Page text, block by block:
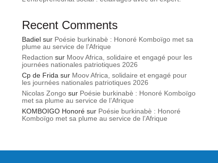
Recent Comments
Badielsur Poésie burkinabè : Honoré Komboïgo met sa
plume au service de l’Afrique
Redaction sur Moov Africa, solidaire et engagé pour les
journées nationales patriotiques 2026
Cp de Frida sur Moov Africa, solidaire et engagé pour
les journées nationales patriotiques 2026
Nicolas Zongosur Poésie burkinabè : Honoré Komboïgo
met sa plume au service de l’Afrique
KOMBOIGO Honorésur Poésie burkinabè : Honoré
Komboïgo met sa plume au service de l’Afrique